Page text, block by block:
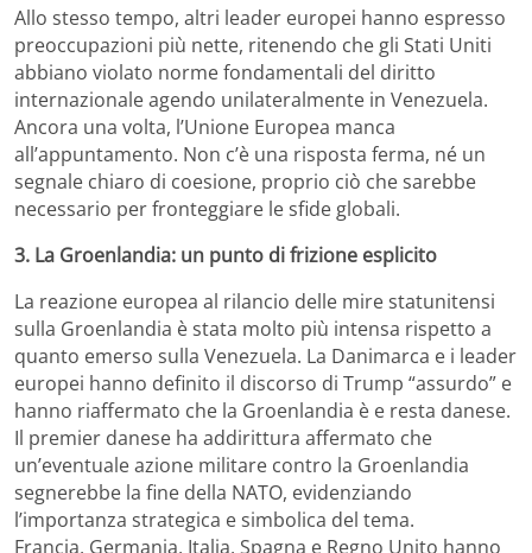
Allo stesso tempo, altri leader europei hanno espresso
preoccupazioni più nette, ritenendo che gli Stati Uniti
abbiano violato norme fondamentali del diritto
internazionale agendo unilateralmente in Venezuela.
Ancora una volta, l’Unione Europea manca
all’appuntamento. Non c’è una risposta ferma, né un
segnale chiaro di coesione, proprio ciò che sarebbe
necessario per fronteggiare le sfide globali.
3. La Groenlandia: un punto di frizione esplicito
La reazione europea al rilancio delle mire statunitensi
sulla Groenlandia è stata molto più intensa rispetto a
quanto emerso sulla Venezuela. La Danimarca e i leader
europei hanno definito il discorso di Trump “assurdo” e
hanno riaffermato che la Groenlandia è e resta danese.
Il premier danese ha addirittura affermato che
un’eventuale azione militare contro la Groenlandia
segnerebbe la fine della NATO, evidenziando
l’importanza strategica e simbolica del tema.
Francia, Germania, Italia, Spagna e Regno Unito hanno